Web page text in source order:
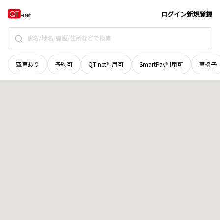
ログイン新規登録
空車あり 予約可 QT-net利用可 SmartPay利用可 車椅子
秋田県